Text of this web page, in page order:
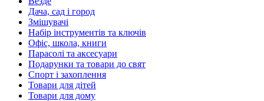
Дача, сад і город
Змішувачі
Набір інструментів та ключів
Офіс, школа, книги
Парасолі та аксесуари
Подарунки та товари до свят
Спорт і захоплення
Товари для дітей
Товари для дому